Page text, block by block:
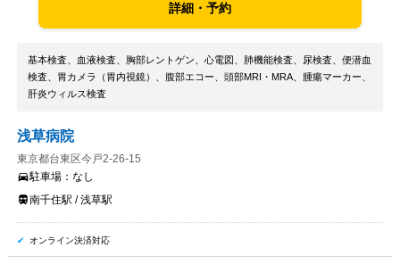
詳細・予約
基本検査、血液検査、胸部レントゲン、心電図、肺機能検査、尿検査、便潜血
検査、胃カメラ（胃内視鏡）、腹部エコー、頭部MRI・MRA、腫瘍マーカー、
肝炎ウィルス検査
浅草病院
東京都台東区今戸2-26-15
駐車場： なし
南千住駅 / 浅草駅
オンライン決済対応